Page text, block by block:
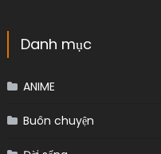
Danh mục
ANIME
Buôn chuyện